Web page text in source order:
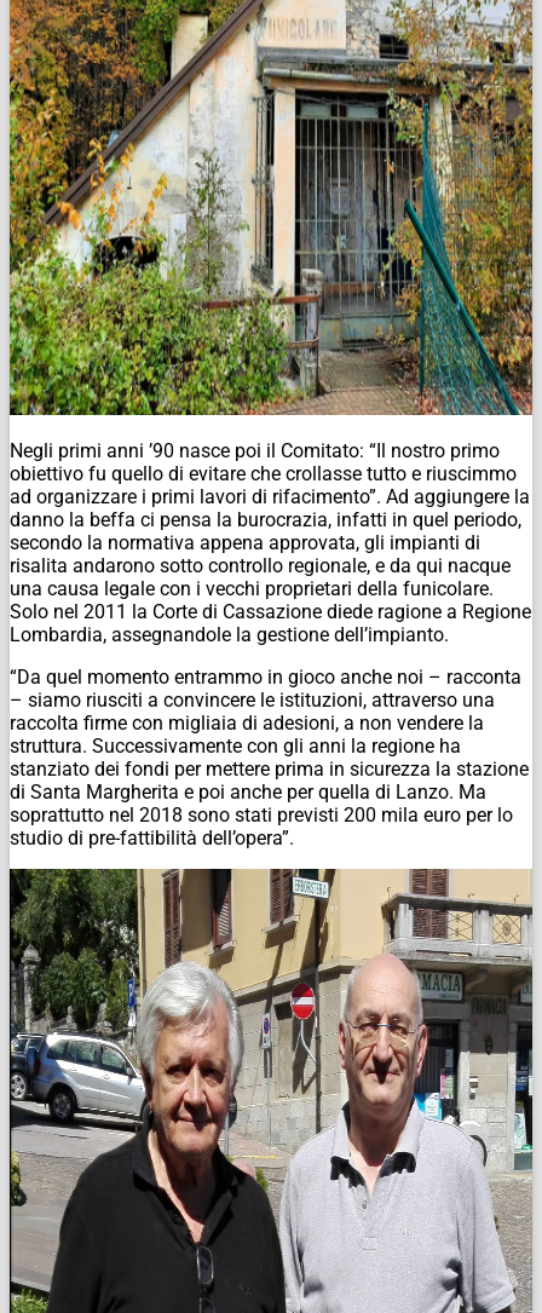
Negli primi anni ’90 nasce poi il Comitato: “Il nostro primo
obiettivo fu quello di evitare che crollasse tutto e riuscimmo
ad organizzare i primi lavori di rifacimento”. Ad aggiungere la
danno la beffa ci pensa la burocrazia, infatti in quel periodo,
secondo la normativa appena approvata, gli impianti di
risalita andarono sotto controllo regionale, e da qui nacque
una causa legale con i vecchi proprietari della funicolare.
Solo nel 2011 la Corte di Cassazione diede ragione a Regione
Lombardia, assegnandole la gestione dell’impianto.
“Da quel momento entrammo in gioco anche noi – racconta
– siamo riusciti a convincere le istituzioni, attraverso una
raccolta firme con migliaia di adesioni, a non vendere la
struttura. Successivamente con gli anni la regione ha
stanziato dei fondi per mettere prima in sicurezza la stazione
di Santa Margherita e poi anche per quella di Lanzo. Ma
soprattutto nel 2018 sono stati previsti 200 mila euro per lo
studio di pre-fattibilità dell’opera”.